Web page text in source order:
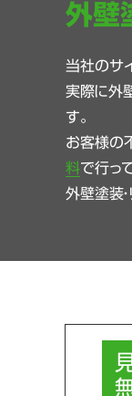
外壁
当社のサ
実際に外
す。
お客様の
料で行っ
外壁塗装